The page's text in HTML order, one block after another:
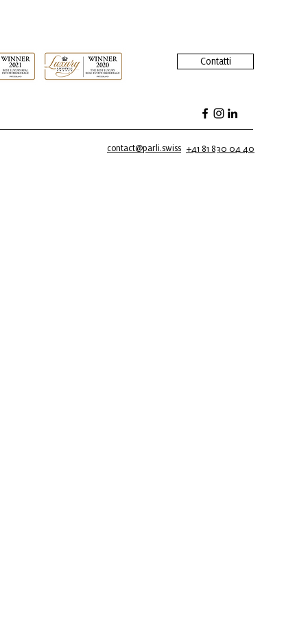
Contatti
contact@parli.swiss +41 81 830 04 40